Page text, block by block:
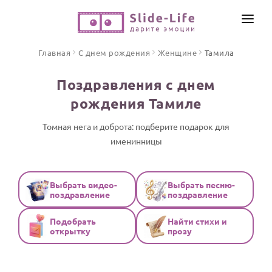
ПО ФОРМАТУ
Видео поздравления
Песни поздравления
Стихи и тексты
ПРАЗДНИКИ
С Днем рождения
ИНСТРУМЕНТЫ
ОТЗЫВЫ
Главная С днем рождения Женщине Тамила
Поздравления с днем
рождения Тамиле
Томная нега и доброта: подберите подарок для
именинницы
Выбрать видео-
поздравление
Выбрать песню-
поздравление
Подобрать
открытку
Найти стихи и
прозу